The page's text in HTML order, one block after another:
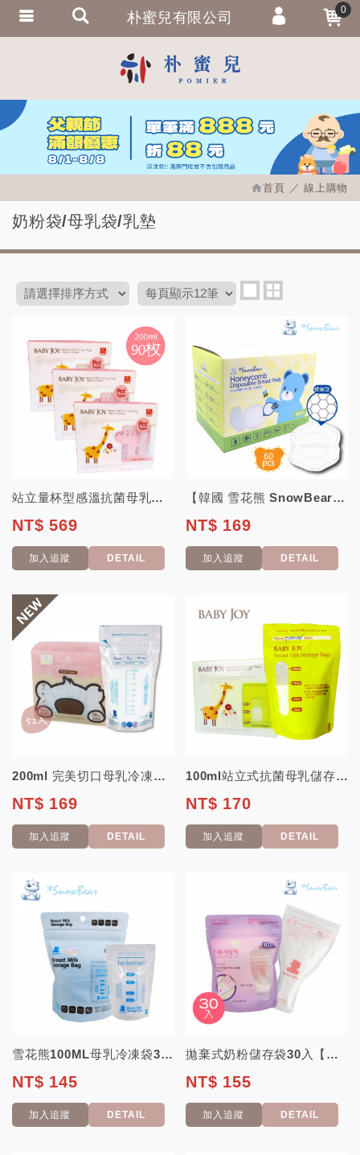
首頁 線上購物
奶粉袋/母乳袋/乳墊
站立量杯型感溫抗菌母乳儲存袋200ml(30入)*3盒 【韓國BABYJOY】 ...
NT$ 569
加入追蹤 DETAIL
【韓國 雪花熊 SnowBear】 蜂巢乳墊60枚 (量多型 )
NT$ 169
加入追蹤 DETAIL
200ml 完美切口母乳冷凍袋【韓國 雪花熊 SnowBear】 2ESAY ...
NT$ 169
加入追蹤 DETAIL
100ml站立式抗菌母乳儲存袋30入【韓國 BABY JOY】 (母乳存儲袋、母...
NT$ 170
加入追蹤 DETAIL
雪花熊100ML母乳冷凍袋30枚【韓國 SnowBear】(母乳袋 母乳儲存袋 ...
NT$ 145
加入追蹤 DETAIL
拋棄式奶粉儲存袋30入【韓國雪花熊SnowBear】
NT$ 155
加入追蹤 DETAIL
朴蜜兒有限公司 0
會員登入
會員註冊
忘記密碼
訂單查詢
匯款通知
繁體中文